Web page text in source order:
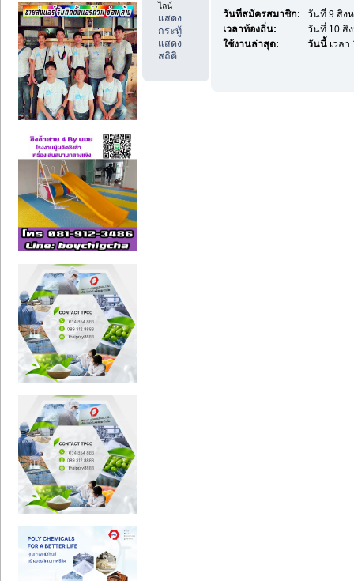
ไลน์
แสดง
กระทู้
แสดง
สถิติ
วันที่สมัครสมาชิก:
วันที่ 9 สิง
เวลาท้องถิ่น:
วันที่ 10 สิ
ใช้งานล่าสุด:
วันนี้เวลา